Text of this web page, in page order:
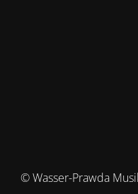
© Wasser-Prawda